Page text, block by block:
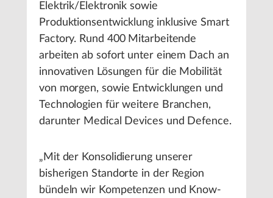
Elektrik/Elektronik sowie
Produktionsentwicklung inklusive Smart
Factory. Rund 400 Mitarbeitende
arbeiten ab sofort unter einem Dach an
innovativen Lösungen für die Mobilität
von morgen, sowie Entwicklungen und
Technologien für weitere Branchen,
darunter Medical Devices und Defence.
„Mit der Konsolidierung unserer
bisherigen Standorte in der Region
bündeln wir Kompetenzen und Know-